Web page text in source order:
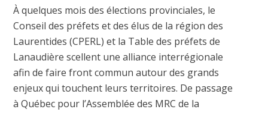
À quelques mois des élections provinciales, le
Conseil des préfets et des élus de la région des
Laurentides (CPERL) et la Table des préfets de
Lanaudière scellent une alliance interrégionale
afin de faire front commun autour des grands
enjeux qui touchent leurs territoires. De passage
à Québec pour l’Assemblée des MRC de la